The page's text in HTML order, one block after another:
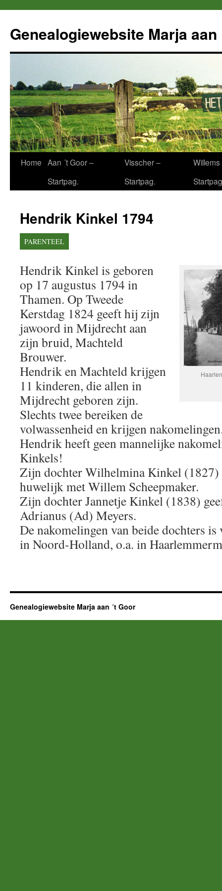
de
inhoud
Genealogiewebsite Marja aan
Home Aan ´t Goor –
Startpag.
Visscher –
Startpag.
Hendrik Kinkel 1794
PARENTEEL
Hendrik Kinkel is geboren
op 17 augustus 1794 in
Thamen. Op Tweede
Kerstdag 1824 geeft hij zijn
jawoord in Mijdrecht aan
zijn bruid, Machteld
Brouwer.
Hendrik en Machteld krijgen
11 kinderen, die allen in
Mijdrecht geboren zijn.
Slechts twee bereiken de
volwassenheid en krijgen
Hendrik heeft geen mannelijke
Kinkels!
Zijn dochter Wilhelmina Kinkel
huwelijk met Willem Scheepmaker.
Zijn dochter Jannetje Kinkel (1838)
Adrianus (Ad) Meyers.
De nakomelingen van beide dochters
in Noord-Holland, o.a. in
Genealogiewebsite Marja aan ´t Goor